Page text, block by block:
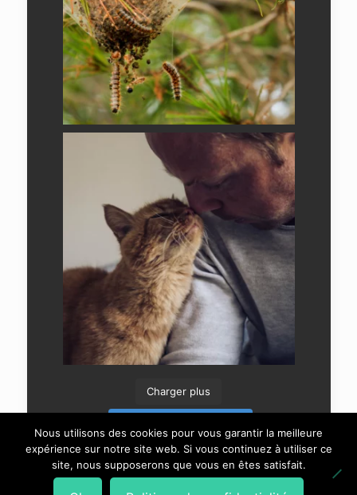
Charger plus
Nous utilisons des cookies pour vous garantir la meilleure
expérience sur notre site web. Si vous continuez à utiliser ce
site, nous supposerons que vous en êtes satisfait.